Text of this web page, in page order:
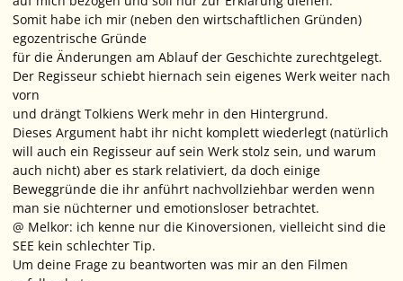
Somit habe ich mir (neben den wirtschaftlichen Gründen)
egozentrische Gründe
für die Änderungen am Ablauf der Geschichte zurechtgelegt.
Der Regisseur schiebt hiernach sein eigenes Werk weiter nach
vorn
und drängt Tolkiens Werk mehr in den Hintergrund.
Dieses Argument habt ihr nicht komplett wiederlegt (natürlich
will auch ein Regisseur auf sein Werk stolz sein, und warum
auch nicht) aber es stark relativiert, da doch einige
Beweggründe die ihr anführt nachvollziehbar werden wenn
man sie nüchterner und emotionsloser betrachtet.
@ Melkor: ich kenne nur die Kinoversionen, vielleicht sind die
SEE kein schlechter Tip.
Um deine Frage zu beantworten was mir an den Filmen